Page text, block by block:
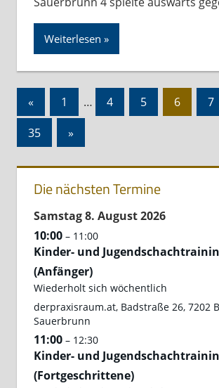
Weiterlesen
Seitennummerierung
der
Beiträge
« Vorherige
Beiträge
1 … 4 5 6 7
35
Nächste
Beiträge
»
Die nächsten Termine
Samstag8. August2026
10:00 – 11:00
Kinder- und
(Anfänger)
Wiederholt sich wöchentlich
derpraxisraum.at, Badstraße 26, 7202
Sauerbrunn
11:00 – 12:30
Kinder- und
(Fortgeschrittene)